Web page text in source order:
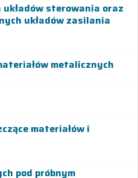
sterowania oraz
układów zasilania
metalicznych
materiałów i
pod próbnym